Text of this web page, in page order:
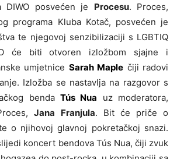
DIWO posvećen je Procesu. Proces,
programa Kluba Kotač, posvećen je
te njegovoj senzibilizaciji s LGBTIQ
će biti otvoren izložbom sjajne i
umjetnice Sarah Maple čiji radovi
Izložba se nastavlja na razgovor s
benda Tús Nua uz moderatora,
Jana Franjula. Bit će priče o
o njihovoj glavnoj pokretačkoj snazi.
koncert bendova Tús Nua, čiji zvuk